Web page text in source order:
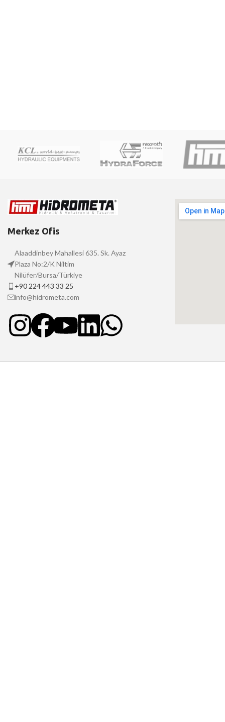
Merkez Ofis
Alaaddinbey Mahallesi 635. Sk. Ayaz
Plaza No:2/K Niltim
Nilüfer/Bursa/Türkiye
+90 224 443 33 25
info@hidrometa.com